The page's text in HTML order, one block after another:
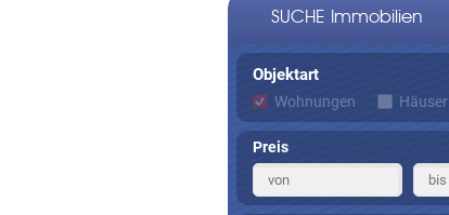
SUCHE Immobilien
Objektart
Wohnungen Häuser
Preis